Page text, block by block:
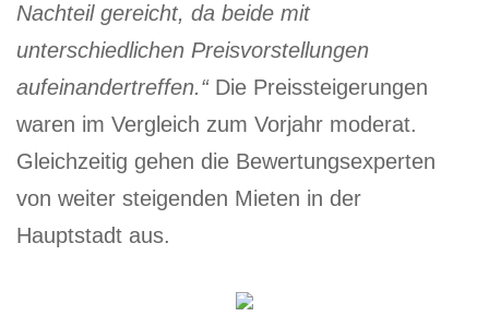
Nachteil gereicht, da beide mit
unterschiedlichen Preisvorstellungen
aufeinandertreffen.“ Die Preissteigerungen
waren im Vergleich zum Vorjahr moderat.
Gleichzeitig gehen die Bewertungsexperten
von weiter steigenden Mieten in der
Hauptstadt aus.